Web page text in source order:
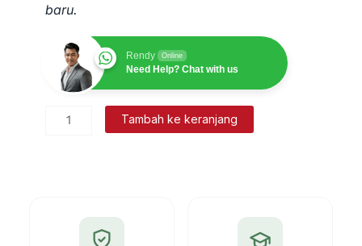
baru.
Rendy Online
Need Help? Chat with us
Kuantitas
Tambah ke keranjang